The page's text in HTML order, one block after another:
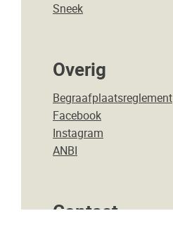
Sneek
Overig
Begraafplaatsreglement
Facebook
Instagram
ANBI
Contact